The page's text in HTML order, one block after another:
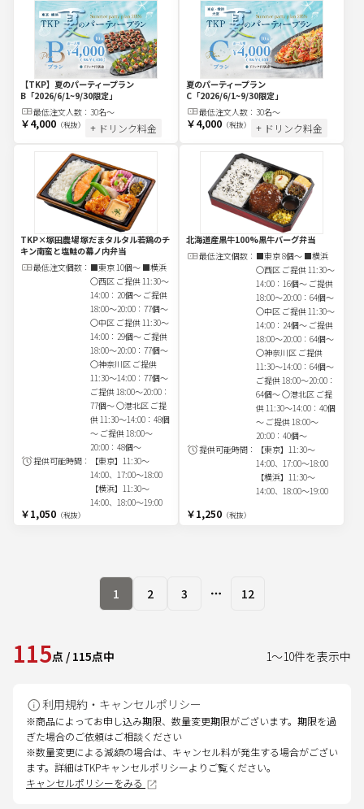
【TKP】夏のパーティープラン
B「2026/6/1~9/30限定」
最低注文人数： 30名〜
￥4,000（税抜） + ドリンク料金
夏のパーティープラン
C「2026/6/1~9/30限定」
最低注文人数： 30名〜
￥4,000（税抜） + ドリンク料金
TKP×塚田農場 塚だまタルタル若鶏のチ
キン南蛮と塩鮭の幕ノ内弁当
最低注文個数： ■東京 10個～ ■横浜
〇西区 ご提供 11:30～
14:00：20個～ ご提供
18:00～20:00：77個～
〇中区 ご提供 11:30～
14:00：29個～ ご提供
18:00～20:00：77個～
〇神奈川区 ご提供
11:30～14:00：77個～
ご提供 18:00～20:00：
77個～ 〇港北区 ご提
供 11:30～14:00：48個
～ ご提供 18:00～
20:00：48個～
提供可能時間：
【東京】11:30～
14:00、17:00～18:00
【横浜】11:30～
14:00、18:00～19:00
￥1,050（税抜）
北海道産黒牛100%黒牛バーグ弁当
最低注文個数： ■東京 8個～ ■横浜
〇西区 ご提供 11:30～
14:00：16個～ ご提供
18:00～20:00：64個～
〇中区 ご提供 11:30～
14:00：24個～ ご提供
18:00～20:00：64個～
〇神奈川区 ご提供
11:30～14:00：64個～
ご提供 18:00～20:00：
64個～ 〇港北区 ご提
供 11:30～14:00：40個
～ ご提供 18:00～
20:00：40個～
提供可能時間：
【東京】11:30～
14:00、17:00～18:00
【横浜】11:30～
14:00、18:00～19:00
￥1,250（税抜）
1 2 3 More pages
12
115点 / 115点中 1～10件を表示中
利用規約・キャンセルポリシー
※商品によってお申し込み期限、数量変更期限がございます。期限を過
ぎた場合のご依頼はご相談ください
※数量変更による減額の場合は、キャンセル料が発生する場合がござい
ます。詳細はTKPキャンセルポリシーよりご覧ください。
キャンセルポリシーをみる